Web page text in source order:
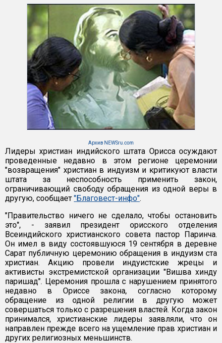
Архив NEWSru.com
Лидеры христиан индийского штата Орисса осуждают
проведенные недавно в этом регионе церемонии
"возвращения" христиан в индуизм и критикуют власти
штата за неспособность применить закон,
ограничивающий свободу обращения из одной веры в
другую, сообщает "Благовест-инфо".
"Правительство ничего не сделало, чтобы остановить
это", - заявил президент орисского отделения
Всеиндийского христианского совета пастор Паринча.
Он имел в виду состоявшуюся 19 сентября в деревне
Сарат публичную церемонию обращения в индуизм ста
христиан. Акцию провели индуистские жрецы и
активисты экстремистской организации "Вишва хинду
паришад". Церемония прошла с нарушением принятого
недавно в Ориссе закона, согласно которому
обращение из одной религии в другую может
совершаться только с разрешения властей. Когда закон
принимался, христианские лидеры заявляли, что он
направлен прежде всего на ущемление прав христиан и
других религиозных меньшинств.